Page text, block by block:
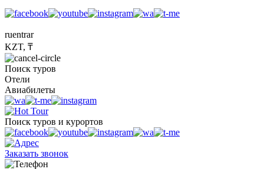
ruentrar
KZT, ₸
Поиск туров
Отели
Авиабилеты
Поиск туров и курортов
Заказать звонок